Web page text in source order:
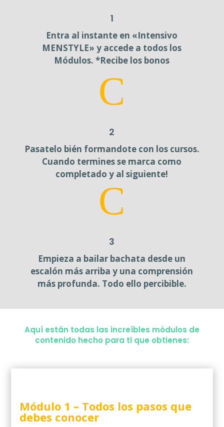
1
Entra al instante en «Intensivo
MENSTYLE» y accede a todos los
Módulos. *Recibe los bonos
C
2
Pasatelo bién formandote con los cursos.
Cuando termines se marca como
completado y al siguiente!
C
3
Empieza a bailar bachata desde un
escalón más arriba y una comprensión
más profunda. Todo ello percibible.
Aquí están todas las increíbles módulos de
contenido hecho para ti que obtienes:
Módulo 1 – Todos los pasos que
debes conocer